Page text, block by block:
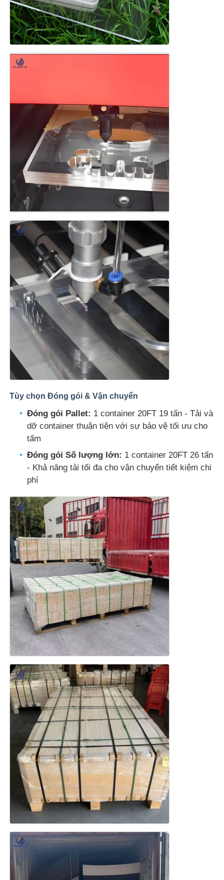
Tùy chọn Đóng gói & Vận chuyển
Đóng gói Pallet: 1 container 20FT 19 tấn - Tải và
dỡ container thuận tiện với sự bảo vệ tối ưu cho
tấm
Đóng gói Số lượng lớn: 1 container 20FT 26 tấn
- Khả năng tải tối đa cho vận chuyển tiết kiệm chi
phí